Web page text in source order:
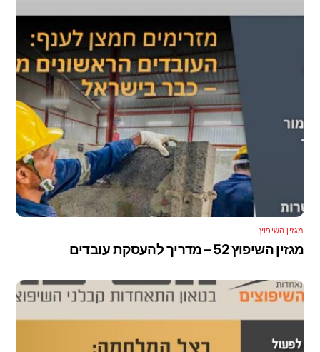
מגזין השיפוץ
מגזין השיפוץ 52 – מדריך להעסקת עובדים